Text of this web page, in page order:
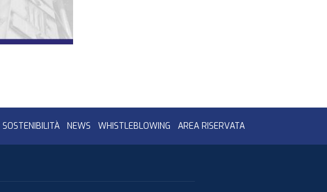
SOSTENIBILITÀ NEWS WHISTLEBLOWING AREA RISERVATA